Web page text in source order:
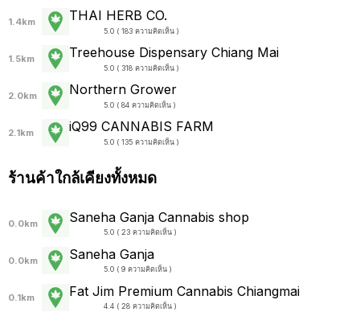
1.4km THAI HERB CO.
5.0 ( 183 ความคิดเห็น )
1.5km Treehouse Dispensary Chiang Mai
5.0 ( 318 ความคิดเห็น )
2.0km Northern Grower
5.0 ( 84 ความคิดเห็น )
2.1km iQ99 CANNABIS FARM
5.0 ( 135 ความคิดเห็น )
ร้านค้าใกล้เคียงทั้งหมด
0.0km Saneha Ganja Cannabis shop
5.0 ( 23 ความคิดเห็น )
0.0km Saneha Ganja
5.0 ( 9 ความคิดเห็น )
0.1km Fat Jim Premium Cannabis Chiangmai
4.4 ( 28 ความคิดเห็น )